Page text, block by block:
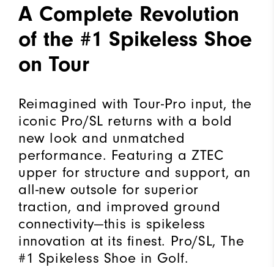
A Complete Revolution
of the #1 Spikeless Shoe
on Tour
Reimagined with Tour-Pro input, the
iconic Pro/SL returns with a bold
new look and unmatched
performance. Featuring a ZTEC
upper for structure and support, an
all-new outsole for superior
traction, and improved ground
connectivity—this is spikeless
innovation at its finest. Pro/SL, The
#1 Spikeless Shoe in Golf.